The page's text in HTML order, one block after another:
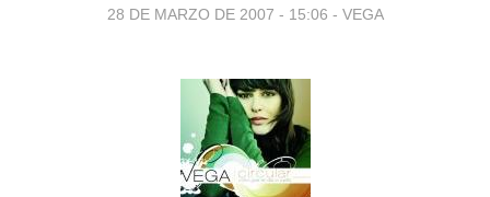
28 DE MARZO DE 2007 - 15:06 - VEGA